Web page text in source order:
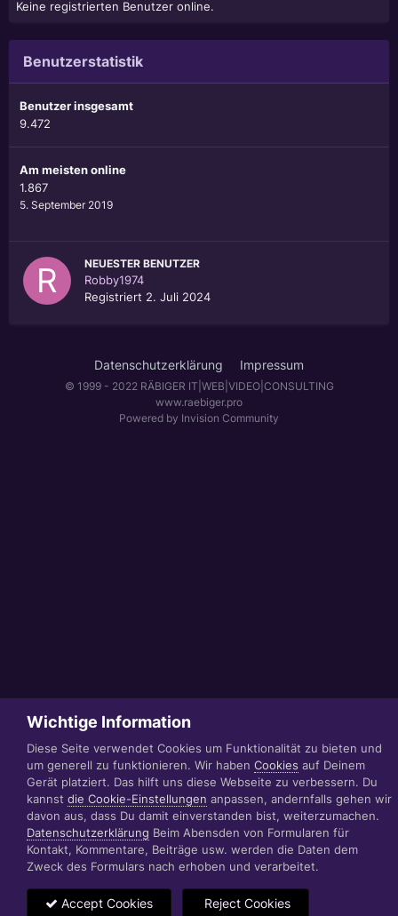
Keine registrierten Benutzer online.
Benutzerstatistik
Benutzer insgesamt
9.472
Am meisten online
1.867
5. September 2019
NEUESTER BENUTZER
Robby1974
Registriert 2. Juli 2024
Datenschutzerklärung Impressum
© 1999 - 2022 RÄBIGER IT|WEB|VIDEO|CONSULTING
www.raebiger.pro
Powered by Invision Community
Wichtige Information
Diese Seite verwendet Cookies um Funktionalität zu bieten und
um generell zu funktionieren. Wir haben Cookies auf Deinem
Gerät platziert. Das hilft uns diese Webseite zu verbessern. Du
kannst die Cookie-Einstellungen anpassen, andernfalls gehen wir
davon aus, dass Du damit einverstanden bist, weiterzumachen.
Datenschutzerklärung Beim Abensden von Formularen für
Kontakt, Kommentare, Beiträge usw. werden die Daten dem
Zweck des Formulars nach erhoben und verarbeitet.
Accept Cookies Reject Cookies